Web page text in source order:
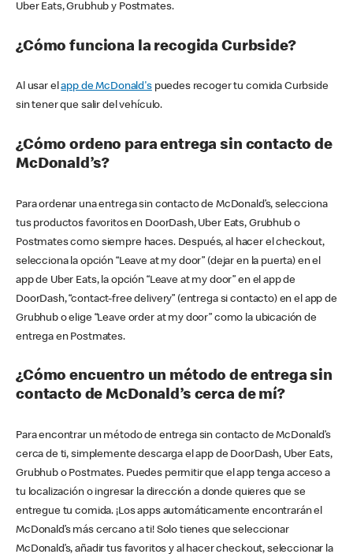
Uber Eats, Grubhub y Postmates.
¿Cómo funciona la recogida Curbside?
Al usar elapp de McDonald'spuedes recoger tu comida Curbside
sin tener que salir del vehículo.
¿Cómo ordeno para entrega sin contacto de
McDonald’s?
Para ordenar una entrega sin contacto de McDonald’s, selecciona
tus productos favoritos en DoorDash, Uber Eats, Grubhub o
Postmates como siempre haces. Después, al hacer el checkout,
selecciona la opción “Leave at my door” (dejar en la puerta) en el
app de Uber Eats, la opción “Leave at my door” en el app de
DoorDash, “contact-free delivery” (entrega si contacto) en el app de
Grubhub o elige “Leave order at my door” como la ubicación de
entrega en Postmates.
¿Cómo encuentro un método de entrega sin
contacto de McDonald’s cerca de mí?
Para encontrar un método de entrega sin contacto de McDonald’s
cerca de ti, simplemente descarga el app de DoorDash, Uber Eats,
Grubhub o Postmates. Puedes permitir que el app tenga acceso a
tu localización o ingresar la dirección a donde quieres que se
entregue tu comida. ¡Los apps automáticamente encontrarán el
McDonald’s más cercano a ti! Solo tienes que seleccionar
McDonald’s, añadir tus favoritos y al hacer checkout, seleccionar la